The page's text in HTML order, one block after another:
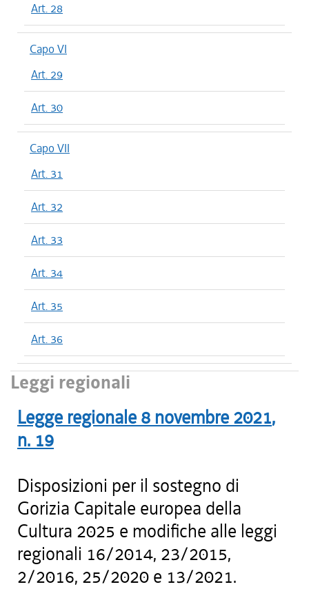
Art. 28
Capo VI
Art. 29
Art. 30
Capo VII
Art. 31
Art. 32
Art. 33
Art. 34
Art. 35
Art. 36
Leggi regionali
Legge regionale 8 novembre 2021,
n. 19
Disposizioni per il sostegno di
Gorizia Capitale europea della
Cultura 2025 e modifiche alle leggi
regionali 16/2014, 23/2015,
2/2016, 25/2020 e 13/2021.